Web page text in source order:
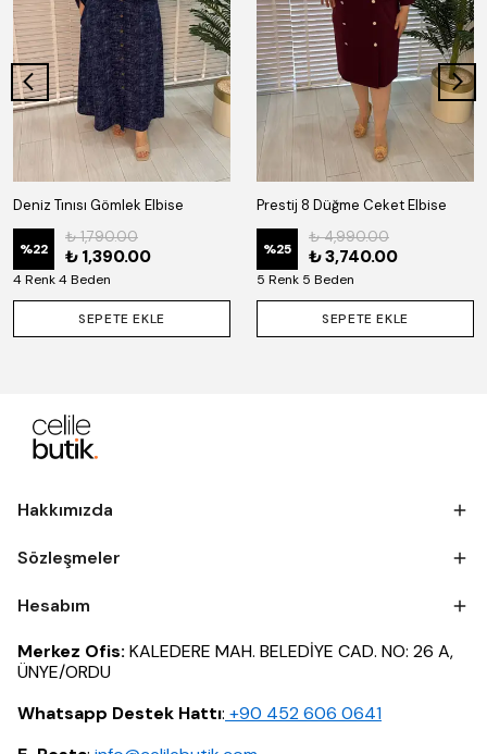
Deniz Tınısı Gömlek Elbise
%22
₺ 1,790.00
₺ 1,390.00
4 Renk 4 Beden
SEPETE EKLE
Prestij 8 Düğme Ceket Elbise
%25
₺ 4,990.00
₺ 3,740.00
5 Renk 5 Beden
SEPETE EKLE
Hakkımızda
Sözleşmeler
Hesabım
Merkez Ofis: KALEDERE MAH. BELEDİYE CAD. NO: 26 A,
ÜNYE/ORDU
Whatsapp Destek Hattı: ‪+90 452 606 0641